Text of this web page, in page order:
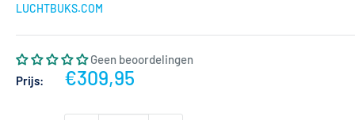
LUCHTBUKS.COM
Geen beoordelingen
Prijs:
Actieprijs
€309,95